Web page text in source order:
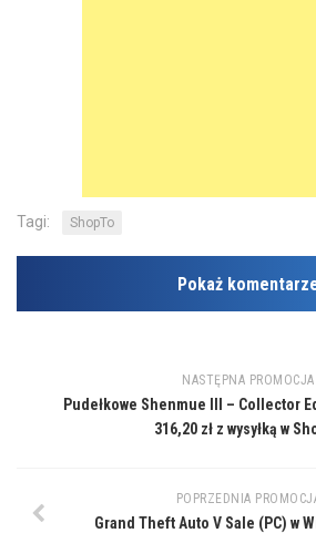
Tagi: ShopTo
Pokaż
NASTĘPNA PROMOCJA
Pudełkowe Shenmue III – Collector
316,20 zł z wysyłką w
POPRZEDNIA
Grand Theft Auto V Sale (PC) w